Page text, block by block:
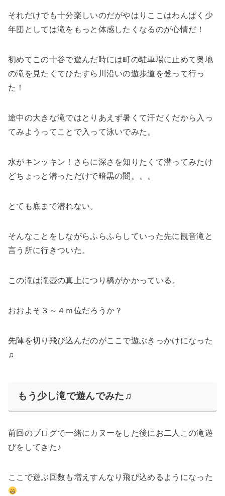
それだけでも十分楽しいのだがやはりここはわんぱく少
年団としては滝をもっと体感したくなるのが心情だ！
初めてこの十谷で遊んだ時には町の駐車場に止めて奥地
の滝を見たくてひたすら川沿いの遊歩道を登って行っ
た！
途中の大きな滝ではとりあえず暑くて汗だくだから入っ
てみようってことで入って泳いでみた。
水がキンッキン！さらに深さを知りたくて潜ってみたけ
どちょっと潜っただけで暗黒の闇。。。
とても底まで潜れない。
そんなことをしながらふらふらしていった先に観音滝と
言う所に行きついた。
この滝は滝壺の真上につり橋がかかっている。
おおよそ３～４ｍ位だろうか？
先陣を切り飛び込んだのがここで遊ぶきっかけになった
♫
もう少し滝で遊んでみた♫
前回のブログで一緒にカヌーをした後にお二人この滝遊
びをしてきた♪
ここで遊ぶ回数も増えすんなり飛び込めるようになった